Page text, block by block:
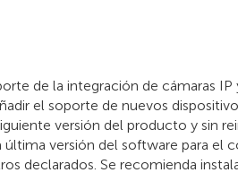
de la integración de cámaras IP
el soporte de nuevos
versión del producto y sin
versión del software para el
declarados. Se recomienda